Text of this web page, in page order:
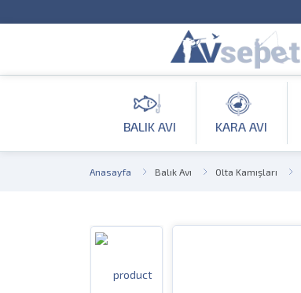
BALIK AVI KARA AVI
Anasayfa Balık Avı Olta Kamışları